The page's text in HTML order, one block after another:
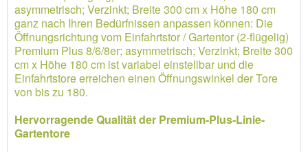
asymmetrisch; Verzinkt; Breite 300 cm x Höhe 180 cm
ganz nach Ihren Bedürfnissen anpassen können: Die
Öffnungsrichtung vom Einfahrtstor / Gartentor (2-flügelig)
Premium Plus 8/6/8er; asymmetrisch; Verzinkt; Breite 300
cm x Höhe 180 cm ist variabel einstellbar und die
Einfahrtstore erreichen einen Öffnungswinkel der Tore
von bis zu 180.
Hervorragende Qualität der Premium-Plus-Linie-
Gartentore